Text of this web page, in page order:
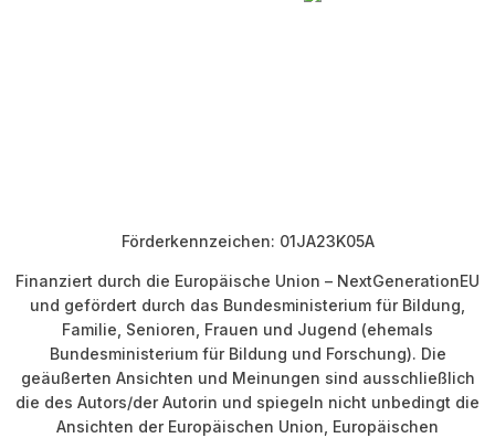
Förderkennzeichen: 01JA23K05A
Finanziert durch die Europäische Union – NextGenerationEU
und gefördert durch das Bundesministerium für Bildung,
Familie, Senioren, Frauen und Jugend (ehemals
Bundesministerium für Bildung und Forschung). Die
geäußerten Ansichten und Meinungen sind ausschließlich
die des Autors/der Autorin und spiegeln nicht unbedingt die
Ansichten der Europäischen Union, Europäischen